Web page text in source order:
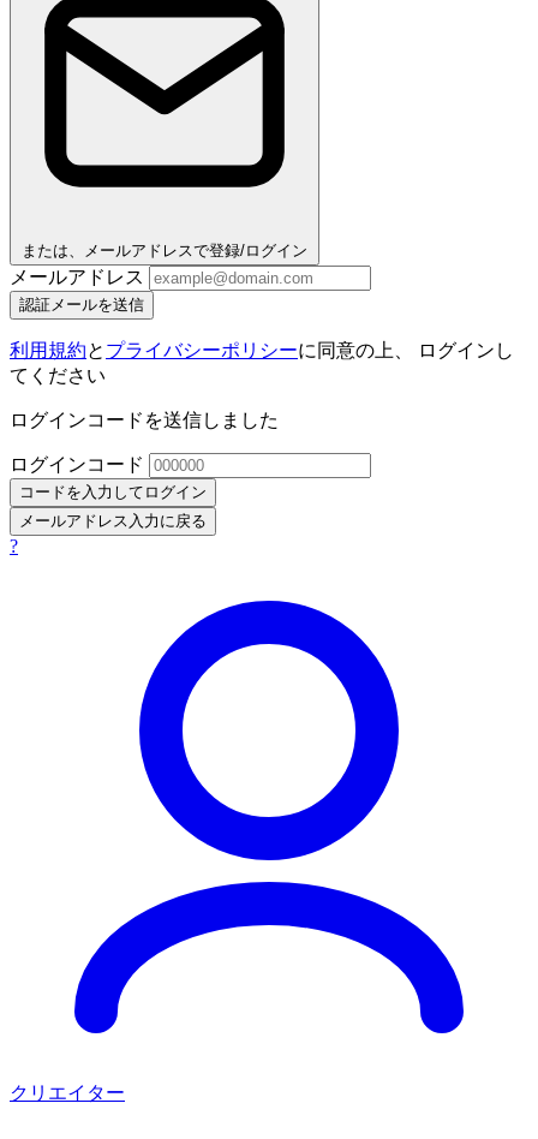
または、メールアドレスで登録/ログイン
メールアドレス
認証メールを送信
利用規約と プライバシーポリシーに同意の上、 ログインし
てください
ログインコードを送信しました
ログインコード
コードを入力してログイン
メールアドレス入力に戻る
?
クリエイター